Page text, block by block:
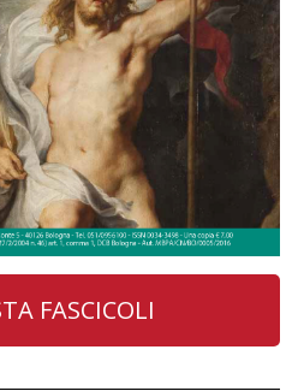
FASCICOLI